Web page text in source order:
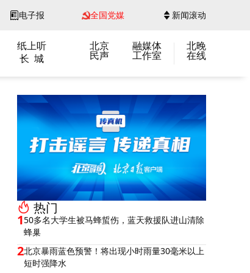
电子报 全国党媒 新闻滚动
纸上听
长 城
北京
民声
融媒体
工作室
北晚
在线
热门
150多名大学生被马蜂蜇伤，蓝天救援队进山清除
蜂巢
2北京暴雨蓝色预警！将出现小时雨量30毫米以上
短时强降水